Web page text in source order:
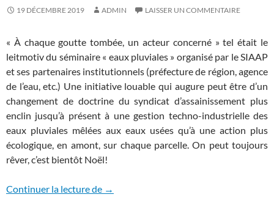
19 DÉCEMBRE 2019 ADMIN LAISSER UN COMMENTAIRE
« À chaque goutte tombée, un acteur concerné » tel était le
leitmotiv du séminaire « eaux pluviales » organisé par le SIAAP
et ses partenaires institutionnels (préfecture de région, agence
de l’eau, etc.) Une initiative louable qui augure peut être d’un
changement de doctrine du syndicat d’assainissement plus
enclin jusqu’à présent à une gestion techno-industrielle des
eaux pluviales mêlées aux eaux usées qu’à une action plus
écologique, en amont, sur chaque parcelle. On peut toujours
rêver, c’est bientôt Noël!
Continuer la lecture de AMÉNAGEONS SOUS LA PLUIE !
→